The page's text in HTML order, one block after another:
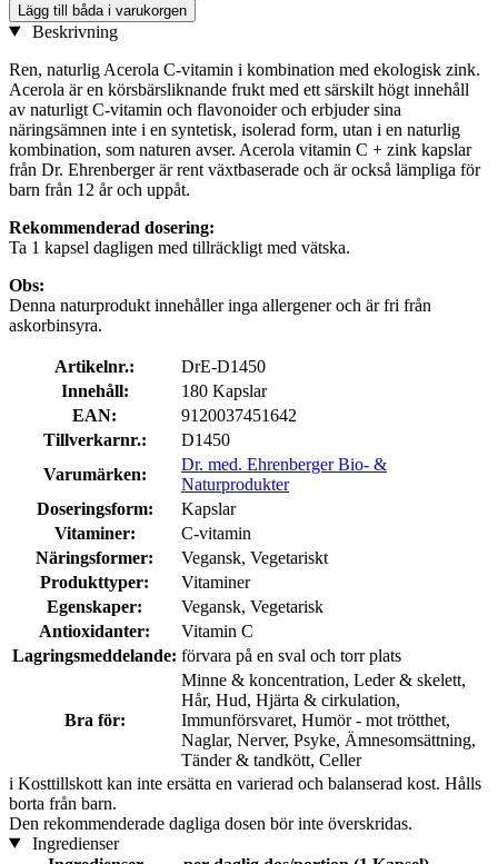
Lägg till båda i varukorgen
Beskrivning
Ren, naturlig Acerola C-vitamin i kombination med ekologisk zink.
Acerola är en körsbärsliknande frukt med ett särskilt högt innehåll
av naturligt C-vitamin och flavonoider och erbjuder sina
näringsämnen inte i en syntetisk, isolerad form, utan i en naturlig
kombination, som naturen avser. Acerola vitamin C + zink kapslar
från Dr. Ehrenberger är rent växtbaserade och är också lämpliga för
barn från 12 år och uppåt.
Rekommenderad dosering:
Ta 1 kapsel dagligen med tillräckligt med vätska.
Obs:
Denna naturprodukt innehåller inga allergener och är fri från
askorbinsyra.
Artikelnr.:
DrE-D1450
Innehåll:
180 Kapslar
EAN:
9120037451642
Tillverkarnr.:
D1450
Varumärken:
Dr. med. Ehrenberger Bio- &
Naturprodukter
Doseringsform:
Kapslar
Vitaminer:
C-vitamin
Näringsformer:
Vegansk, Vegetariskt
Produkttyper:
Vitaminer
Egenskaper:
Vegansk, Vegetarisk
Antioxidanter:
Vitamin C
Lagringsmeddelande: förvara på en sval och torr plats
Bra för:
Minne & koncentration, Leder & skelett,
Hår, Hud, Hjärta & cirkulation,
Immunförsvaret, Humör - mot trötthet,
Naglar, Nerver, Psyke, Ämnesomsättning,
Tänder & tandkött, Celler
i Kosttillskott kan inte ersätta en varierad och balanserad kost. Hålls
borta från barn.
Den rekommenderade dagliga dosen bör inte överskridas.
Ingredienser